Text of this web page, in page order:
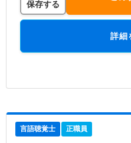
保存する
詳細
言語聴覚士 正職員